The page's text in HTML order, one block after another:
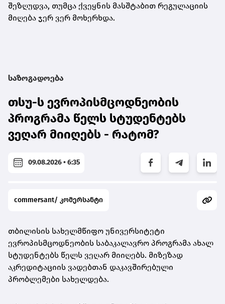
შეზღუდვა, თუმცა ქვეყნის მასშტაბით რეგულაციის
მიღება ჯერ ვერ მოხერხდა.
საზოგადოება
თსუ-ს ევროპისმცოდნეობის
პროგრამა წელს სტუდენტებს
ვეღარ მიიღებს - რატომ?
09.08.2026 • 6:35
commersant/ კომერსანტი
თბილისის სახელმწიფო უნივერსიტეტი
ევროპისმცოდნეობის საბაკალავრო პროგრამა ახალ
სტუდენტებს წელს ვეღარ მიიღებს. მიზეზად
აკრედიტაციის ვადებთან დაკავშირებული
პრობლემები სახელდება.